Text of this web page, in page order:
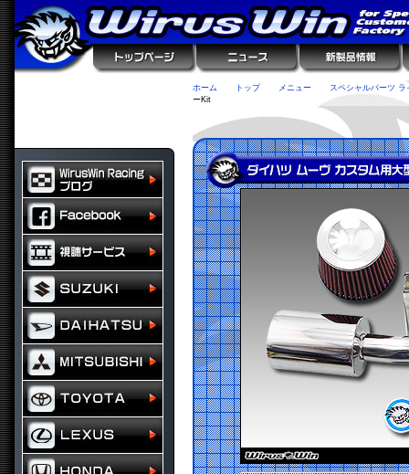
ホーム トップ メニュー
スペシャルパーツ ラ
ーKit